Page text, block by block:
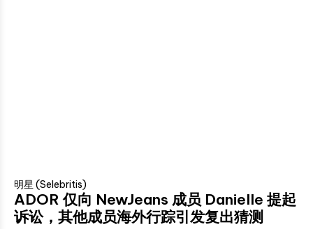
明星 (Selebritis)
ADOR 仅向 NewJeans 成员 Danielle 提起
诉讼，其他成员海外行踪引发复出猜测